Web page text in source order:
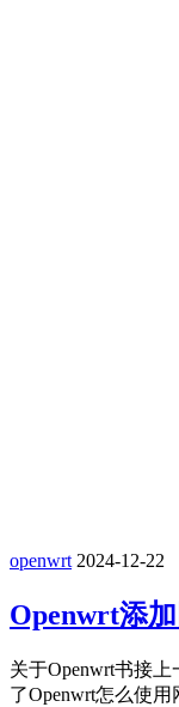
openwrt 2024-12-22
Openwrt添
关于Openwrt书接
了Openwrt怎么使